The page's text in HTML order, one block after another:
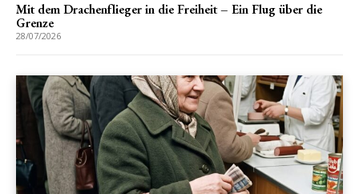
Mit dem Drachenflieger in die Freiheit – Ein Flug über die
Grenze
28/07/2026